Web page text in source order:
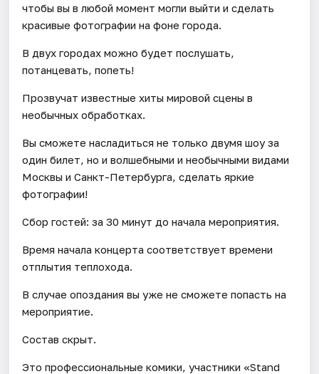
чтобы вы в любой момент могли выйти и сделать
красивые фотографии на фоне города.
В двух городах можно будет послушать,
потанцевать, попеть!
Прозвучат известные хиты мировой сцены в
необычных обработках.
Вы сможете насладиться не только двумя шоу за
один билет, но и волшебными и необычными видами
Москвы и Санкт-Петербурга, сделать яркие
фотографии!
Сбор гостей: за 30 минут до начала мероприятия.
Время начала концерта соответствует времени
отплытия теплохода.
В случае опоздания вы уже не сможете попасть на
мероприятие.
Состав скрыт.
Это профессиональные комики, участники «Stand